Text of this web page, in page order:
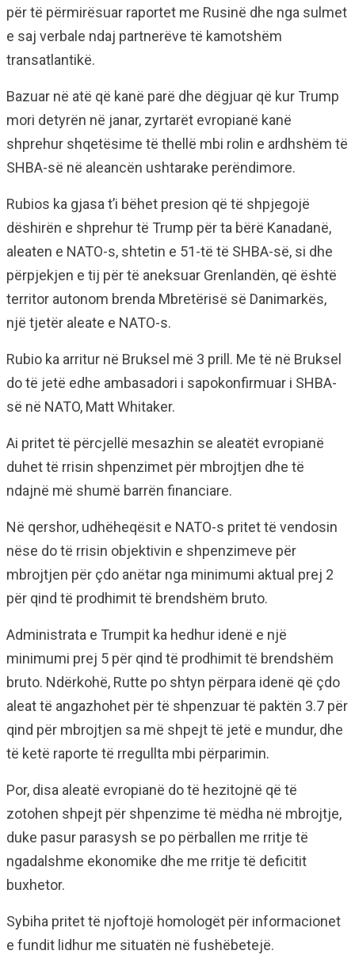
për të përmirësuar raportet me Rusinë dhe nga sulmet
e saj verbale ndaj partnerëve të kamotshëm
transatlantikë.
Bazuar në atë që kanë parë dhe dëgjuar që kur Trump
mori detyrën në janar, zyrtarët evropianë kanë
shprehur shqetësime të thellë mbi rolin e ardhshëm të
SHBA-së në aleancën ushtarake perëndimore.
Rubios ka gjasa t’i bëhet presion që të shpjegojë
dëshirën e shprehur të Trump për ta bërë Kanadanë,
aleaten e NATO-s, shtetin e 51-të të SHBA-së, si dhe
përpjekjen e tij për të aneksuar Grenlandën, që është
territor autonom brenda Mbretërisë së Danimarkës,
një tjetër aleate e NATO-s.
Rubio ka arritur në Bruksel më 3 prill. Me të në Bruksel
do të jetë edhe ambasadori i sapokonfirmuar i SHBA-
së në NATO, Matt Whitaker.
Ai pritet të përcjellë mesazhin se aleatët evropianë
duhet të rrisin shpenzimet për mbrojtjen dhe të
ndajnë më shumë barrën financiare.
Në qershor, udhëheqësit e NATO-s pritet të vendosin
nëse do të rrisin objektivin e shpenzimeve për
mbrojtjen për çdo anëtar nga minimumi aktual prej 2
për qind të prodhimit të brendshëm bruto.
Administrata e Trumpit ka hedhur idenë e një
minimumi prej 5 për qind të prodhimit të brendshëm
bruto. Ndërkohë, Rutte po shtyn përpara idenë që çdo
aleat të angazhohet për të shpenzuar të paktën 3.7 për
qind për mbrojtjen sa më shpejt të jetë e mundur, dhe
të ketë raporte të rregullta mbi përparimin.
Por, disa aleatë evropianë do të hezitojnë që të
zotohen shpejt për shpenzime të mëdha në mbrojtje,
duke pasur parasysh se po përballen me rritje të
ngadalshme ekonomike dhe me rritje të deficitit
buxhetor.
Sybiha pritet të njoftojë homologët për informacionet
e fundit lidhur me situatën në fushëbetejë.